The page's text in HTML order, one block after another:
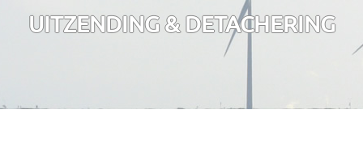
UITZENDING & DETACHERING